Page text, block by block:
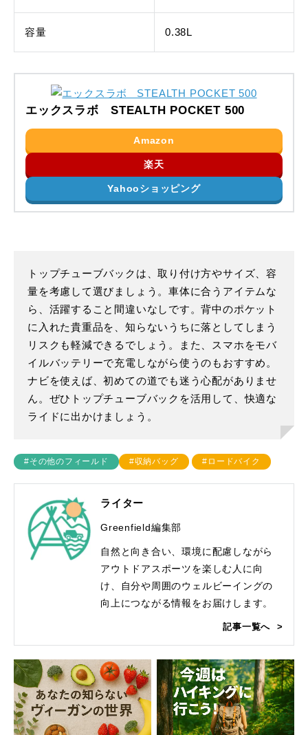
容量 0.38L
エックスラボ STEALTH POCKET 500
Amazon
楽天
Yahooショッピング
トップチューブバックは、取り付け方やサイズ、容
量を考慮して選びましょう。車体に合うアイテムな
ら、活躍すること間違いなしです。背中のポケット
に入れた貴重品を、知らないうちに落としてしまう
リスクも軽減できるでしょう。また、スマホをモバ
イルバッテリーで充電しながら使うのもおすすめ。
ナビを使えば、初めての道でも迷う心配がありませ
ん。ぜひトップチューブバックを活用して、快適な
ライドに出かけましょう。
#その他のフィールド #収納バッグ #ロードバイク
ライター
Greenfield編集部
自然と向き合い、環境に配慮しながら
アウトドアスポーツを楽しむ人に向
け、自分や周囲のウェルビーイングの
向上につながる情報をお届けします。
記事一覧へ